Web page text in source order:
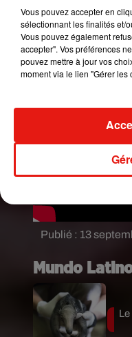
Publié : 13
Mundo
Vous pouvez accepter en
sélectionnant les finalités et/
Vous pouvez également
accepter". Vos préférences
pouvez mettre à jour vos
moment via le lien "Gérer